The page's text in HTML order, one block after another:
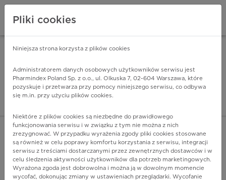
Pharmindex - lider
ZALOGUJ SIĘ
POKAŻ FILTRY
Pliki cookies
Niniejsza strona korzysta z plików cookies
Administratorem danych osobowych użytkowników serwisu jest
Pharmindex Poland Sp. z o.o., ul. Olkuska 7, 02-604 Warszawa, które
pozyskuje i przetwarza przy pomocy niniejszego serwisu, co odbywa
się m.in. przy użyciu plików cookies.
Niektóre z plików cookies są niezbędne do prawidłowego
funkcjonowania serwisu i w związku z tym nie można z nich
zrezygnować. W przypadku wyrażenia zgody pliki cookies stosowane
są również w celu poprawy komfortu korzystania z serwisu, integracji
serwisu z treściami dostarczanymi przez zewnętrznych dostawców i w
celu śledzenia aktywności użytkowników dla potrzeb marketingowych.
Wyrażona zgoda jest dobrowolna i można ją w dowolnym momencie
wycofać, dokonując zmiany w ustawieniach przeglądarki. Wycofanie
ZA DARMO - w Google Play INSTALUJ